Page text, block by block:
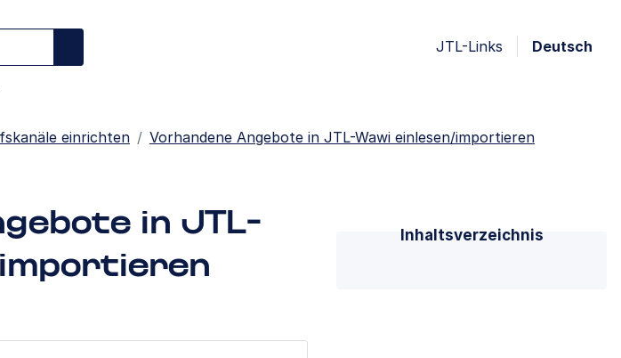
JTL-Links Deutsch
einrichten Vorhandene Angebote in JTL-Wawi einlesen/importieren
Inhaltsverzeichnis
in JTL-